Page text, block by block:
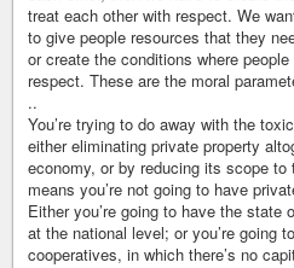
treat each other with respect. We
to give people resources that they
or create the conditions where
respect. These are the moral
..
You’re trying to do away with the
either eliminating private property
economy, or by reducing its scope
means you’re not going to have
Either you’re going to have the state
at the national level; or you’re going
cooperatives, in which there’s no